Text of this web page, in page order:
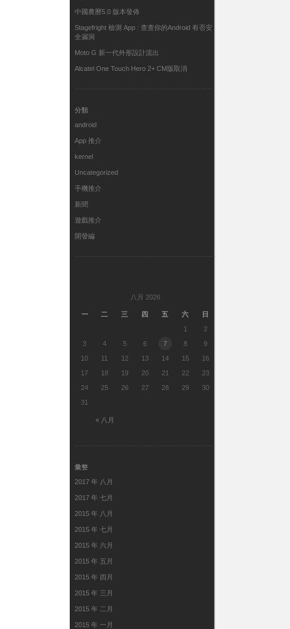
中國農曆5.0 版本發佈
Stagefright 檢測 App : 查查你的Android 有否安
全漏洞
Moto G 新一代外形設計流出
Alcatel One Touch Hero 2+ CM版取消
分類
android
App 推介
kernel
Uncategorized
手機推介
新聞
遊戲推介
開發編
八月 2026
一 二 三 四 五 六 日
« 八月
1
2
3
4 5 6 7 8
9
10
11 12 13 14 15
16
17
18 19 20 21 22
23
24
25 26 27 28 29
30
31
彙整
2017 年 八月
2017 年 七月
2015 年 八月
2015 年 七月
2015 年 六月
2015 年 五月
2015 年 四月
2015 年 三月
2015 年 二月
2015 年 一月